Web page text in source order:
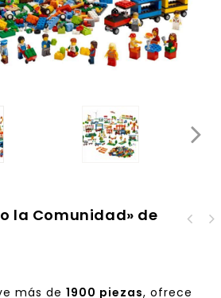
la Comunidad» de
más de 1900 piezas, ofrece